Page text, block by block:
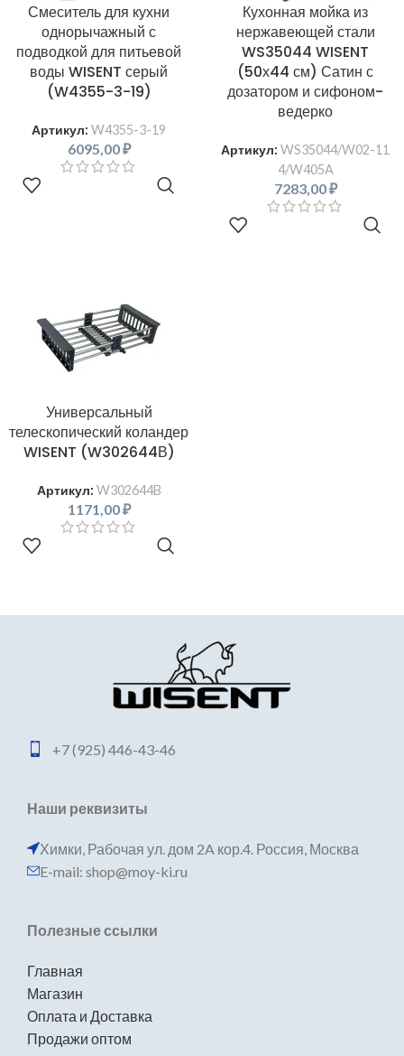
Смеситель для кухни
однорычажный с
подводкой для питьевой
воды WISENT серый
(W4355-3-19)
Артикул: W4355-3-19
6095,00₽
Кухонная мойка из
нержавеющей стали
WS35044 WISENT
(50х44 см) Сатин с
дозатором и сифоном-
ведерко
Артикул: WS35044/W02-11
4/W405A
7283,00₽
Универсальный
телескопический коландер
WISENT (W302644В)
Артикул: W302644B
1171,00₽
+7 (925) 446-43-46
Наши реквизиты
Химки, Рабочая ул. дом 2A кор.4. Россия, Москва
E-mail: shop@moy-ki.ru
Полезные ссылки
Главная
Магазин
Оплата и Доставка
Продажи оптом